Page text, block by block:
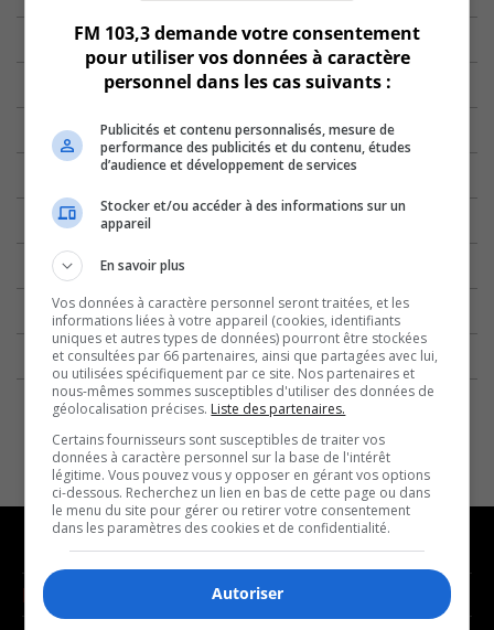
NOUVELLES MUSIQUE
FM 103,3 demande votre consentement
pour utiliser vos données à caractère
personnel dans les cas suivants :
Publicités et contenu personnalisés, mesure de
performance des publicités et du contenu, études
d’audience et développement de services
Stocker et/ou accéder à des informations sur un
appareil
En savoir plus
Vos données à caractère personnel seront traitées, et les
informations liées à votre appareil (cookies, identifiants
uniques et autres types de données) pourront être stockées
et consultées par 66 partenaires, ainsi que partagées avec lui,
ou utilisées spécifiquement par ce site. Nos partenaires et
nous-mêmes sommes susceptibles d'utiliser des données de
géolocalisation précises. Liste des partenaires.
Certains fournisseurs sont susceptibles de traiter vos
données à caractère personnel sur la base de l'intérêt
légitime. Vous pouvez vous y opposer en gérant vos options
ci-dessous. Recherchez un lien en bas de cette page ou dans
le menu du site pour gérer ou retirer votre consentement
dans les paramètres des cookies et de confidentialité.
Autoriser